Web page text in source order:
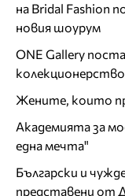
на Bridal Fashion
новия шоурум
ONE Gallery
Жените, които
Академията за
една мечта"
Български и
представени от